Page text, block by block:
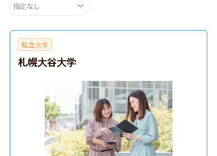
指定なし
私立大学
札幌大谷大学